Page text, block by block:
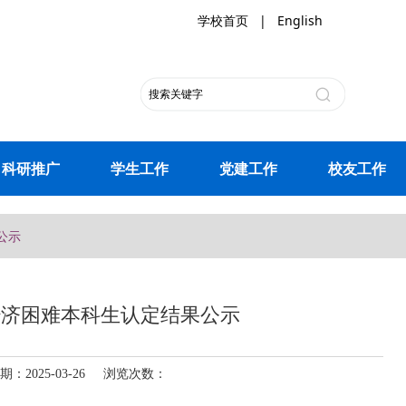
学校首页 | English
科研推广 学生工作 党建工作 校友工作
示
困难本科生认定结果公示
：2025-03-26 浏览次数：